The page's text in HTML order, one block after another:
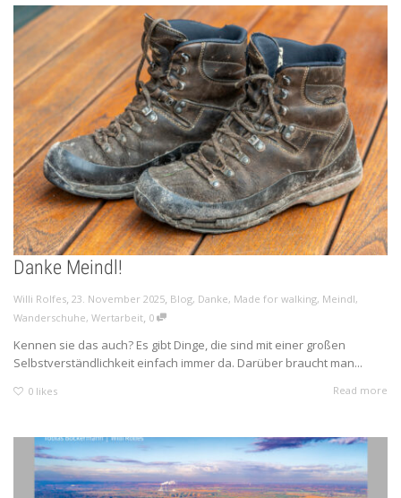
Danke Meindl!
Willi Rolfes, 23. November 2025, Blog, Danke, Made for walking, Meindl,
Wanderschuhe, Wertarbeit, 0
Kennen sie das auch? Es gibt Dinge, die sind mit einer großen
Selbstverständlichkeit einfach immer da. Darüber braucht man...
0 likes Read more